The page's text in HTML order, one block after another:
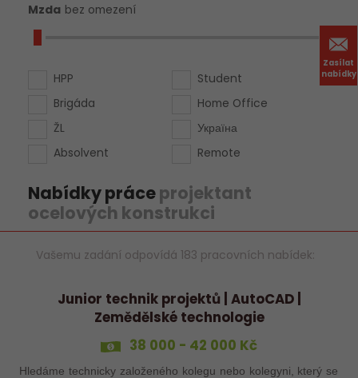
Zasílat
nabídky
Mzda bez omezení
HPP
Brigáda
ŽL
Absolvent
Student
Home Office
Україна
Remote
Nabídky práceprojektant
ocelových konstrukci
Vašemu zadání odpovídá 183 pracovních nabídek:
Junior technik projektů | AutoCAD |
Zemědělské technologie
38 000 - 42 000 Kč
Hledáme technicky založeného kolegu nebo kolegyni, který se